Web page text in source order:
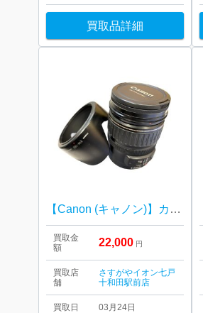
買取品詳細
【Canon (キャノン)】カメラレンズ EF28-135mm
買取金
額
22,000 円
買取店
舗
さすがやイオン七戸
十和田駅前店
買取日 03月24日